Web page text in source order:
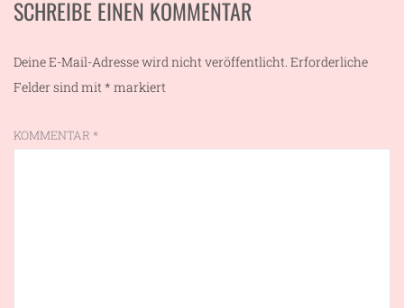
SCHREIBE EINEN KOMMENTAR
Deine E-Mail-Adresse wird nicht veröffentlicht. Erforderliche
Felder sind mit* markiert
KOMMENTAR *